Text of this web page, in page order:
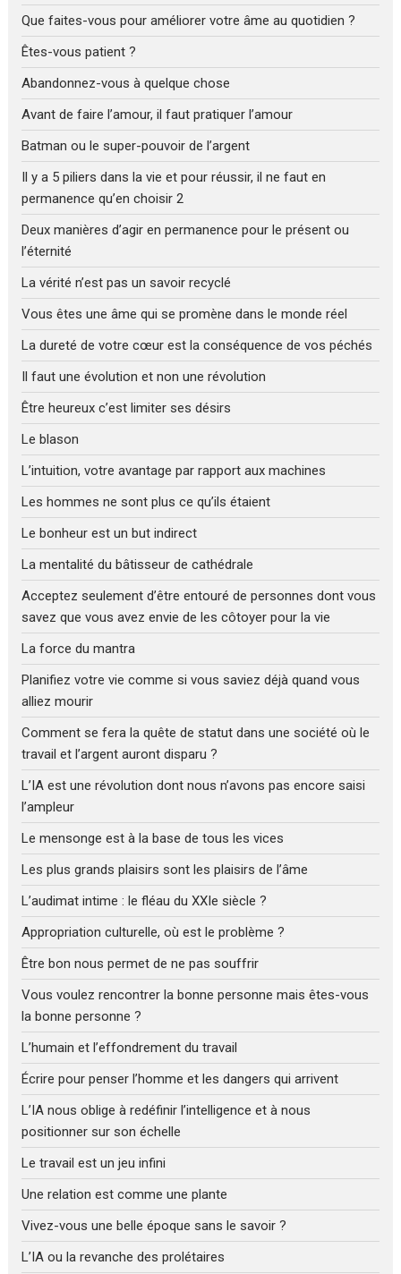
Que faites-vous pour améliorer votre âme au quotidien ?
Êtes-vous patient ?
Abandonnez-vous à quelque chose
Avant de faire l’amour, il faut pratiquer l’amour
Batman ou le super-pouvoir de l’argent
Il y a 5 piliers dans la vie et pour réussir, il ne faut en
permanence qu’en choisir 2
Deux manières d’agir en permanence pour le présent ou
l’éternité
La vérité n’est pas un savoir recyclé
Vous êtes une âme qui se promène dans le monde réel
La dureté de votre cœur est la conséquence de vos péchés
Il faut une évolution et non une révolution
Être heureux c’est limiter ses désirs
Le blason
L’intuition, votre avantage par rapport aux machines
Les hommes ne sont plus ce qu’ils étaient
Le bonheur est un but indirect
La mentalité du bâtisseur de cathédrale
Acceptez seulement d’être entouré de personnes dont vous
savez que vous avez envie de les côtoyer pour la vie
La force du mantra
Planifiez votre vie comme si vous saviez déjà quand vous
alliez mourir
Comment se fera la quête de statut dans une société où le
travail et l’argent auront disparu ?
L’IA est une révolution dont nous n’avons pas encore saisi
l’ampleur
Le mensonge est à la base de tous les vices
Les plus grands plaisirs sont les plaisirs de l’âme
L’audimat intime : le fléau du XXIe siècle ?
Appropriation culturelle, où est le problème ?
Être bon nous permet de ne pas souffrir
Vous voulez rencontrer la bonne personne mais êtes-vous
la bonne personne ?
L’humain et l’effondrement du travail
Écrire pour penser l’homme et les dangers qui arrivent
L’IA nous oblige à redéfinir l’intelligence et à nous
positionner sur son échelle
Le travail est un jeu infini
Une relation est comme une plante
Vivez-vous une belle époque sans le savoir ?
L’IA ou la revanche des prolétaires